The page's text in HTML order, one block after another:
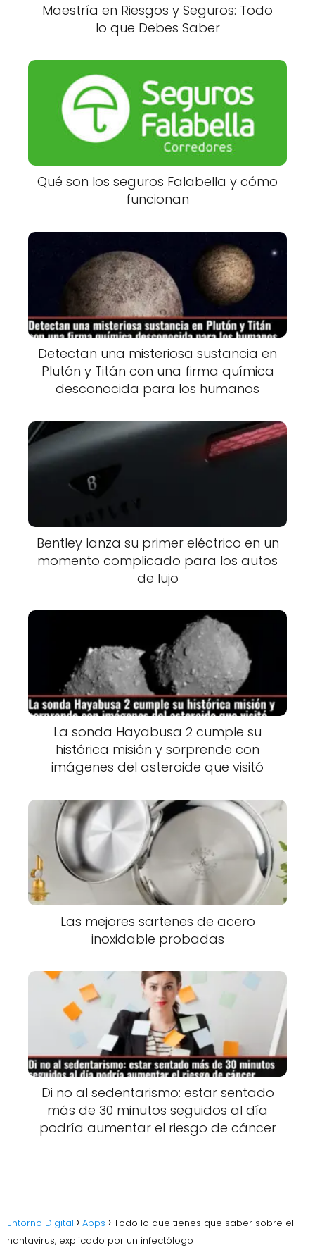
Maestría en Riesgos y Seguros: Todo
lo que Debes Saber
Qué son los seguros Falabella y cómo
funcionan
Detectan una misteriosa sustancia en
Plutón y Titán con una firma química
desconocida para los humanos
Bentley lanza su primer eléctrico en un
momento complicado para los autos
de lujo
La sonda Hayabusa 2 cumple su
histórica misión y sorprende con
imágenes del asteroide que visitó
Las mejores sartenes de acero
inoxidable probadas
Di no al sedentarismo: estar sentado
más de 30 minutos seguidos al día
podría aumentar el riesgo de cáncer
Entorno Digital Apps
Todo lo que tienes que saber sobre el
hantavirus, explicado por un infectólogo